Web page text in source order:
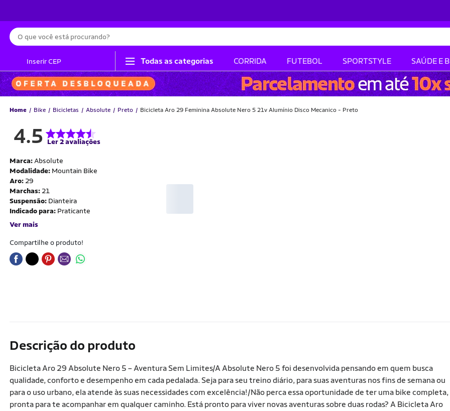
Busca
Inserir CEP Todas as categorias CORRIDA FUTEBOL SPORTSTYLE SAÚDE E
Home Bike Bicicletas Absolute Preto Bicicleta Aro 29 Feminina Absolute Nero 5 21v Alumínio Disco Mecanico - Preto
4.5 Ler 2 avaliações
Marca: Absolute
Modalidade: Mountain Bike
Aro: 29
Marchas: 21
Suspensão: Dianteira
Indicado para: Praticante
Ver mais
Compartilhe o produto!
Descrição do produto
Bicicleta Aro 29 Absolute Nero 5 – Aventura Sem Limites/A Absolute Nero 5 foi desenvolvida pensando em quem busca
qualidade, conforto e desempenho em cada pedalada. Seja para seu treino diário, para suas aventuras nos fins de semana ou
para o uso urbano, ela atende às suas necessidades com excelência!/Não perca essa oportunidade de ter uma bike completa,
pronta para te acompanhar em qualquer caminho. Está pronto para viver novas aventuras sobre duas rodas? A Bicicleta Aro